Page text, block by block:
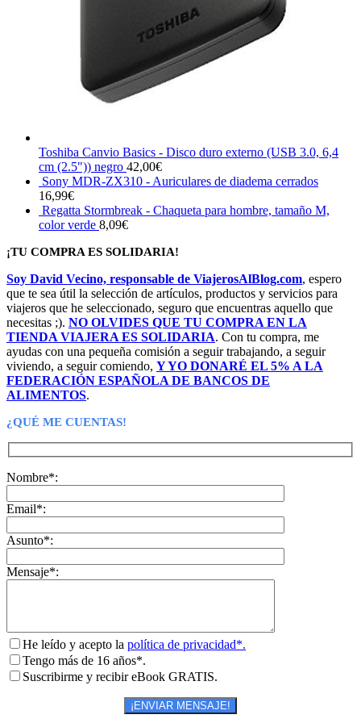
Toshiba Canvio Basics - Disco duro externo (USB 3.0, 6,4
cm (2.5")) negro 42,00€
Sony MDR-ZX310 - Auriculares de diadema cerrados
16,99€
Regatta Stormbreak - Chaqueta para hombre, tamaño M,
color verde 8,09€
¡TU COMPRA ES SOLIDARIA!
Soy David Vecino, responsable de ViajerosAlBlog.com, espero
que te sea útil la selección de artículos, productos y servicios para
viajeros que he seleccionado, seguro que encuentras aquello que
necesitas ;). NO OLVIDES QUE TU COMPRA EN LA
TIENDA VIAJERA ES SOLIDARIA. Con tu compra, me
ayudas con una pequeña comisión a seguir trabajando, a seguir
viviendo, a seguir comiendo, Y YO DONARÉ EL 5% A LA
FEDERACIÓN ESPAÑOLA DE BANCOS DE
ALIMENTOS.
¿QUÉ ME CUENTAS!
Nombre*:
Email*:
Asunto*:
Mensaje*:
He leído y acepto la política de privacidad*.
Tengo más de 16 años*.
Suscribirme y recibir eBook GRATIS.